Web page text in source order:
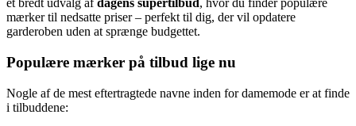
et bredt udvalg afdagens supertilbud, hvor du finder populære
mærker til nedsatte priser – perfekt til dig, der vil opdatere
garderoben uden at sprænge budgettet.
Populære mærker på tilbud lige nu
Nogle af de mest eftertragtede navne inden for damemode er at finde
i tilbuddene: